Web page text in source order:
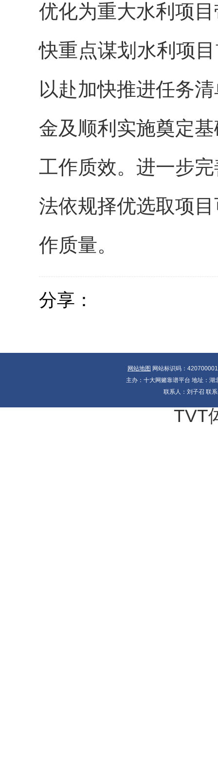
优化为重大水利项
快重点谋划水利项
以赴加快推进任务
金及顺利实施奠定
工作质效。进一步
法依规择优选取项
作质量。
分享：
网站地图 网站标识码：
主办：十大网赌靠谱平台 地址：
联系人：刘子召 联
TVT